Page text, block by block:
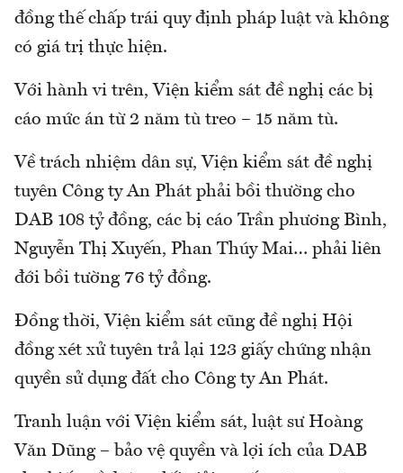
đồng thế chấp trái quy định pháp luật và không
có giá trị thực hiện.
Với hành vi trên, Viện kiểm sát đề nghị các bị
cáo mức án từ 2 năm tù treo – 15 năm tù.
Về trách nhiệm dân sự, Viện kiểm sát đề nghị
tuyên Công ty An Phát phải bồi thường cho
DAB 108 tỷ đồng, các bị cáo Trần phương Bình,
Nguyễn Thị Xuyến, Phan Thúy Mai… phải liên
đới bồi tường 76 tỷ đồng.
Đồng thời, Viện kiểm sát cũng đề nghị Hội
đồng xét xử tuyên trả lại 123 giấy chứng nhận
quyền sử dụng đất cho Công ty An Phát.
Tranh luận với Viện kiểm sát, luật sư Hoàng
Văn Dũng – bảo vệ quyền và lợi ích của DAB